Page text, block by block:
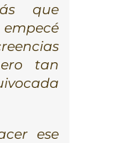
que
tan
ese